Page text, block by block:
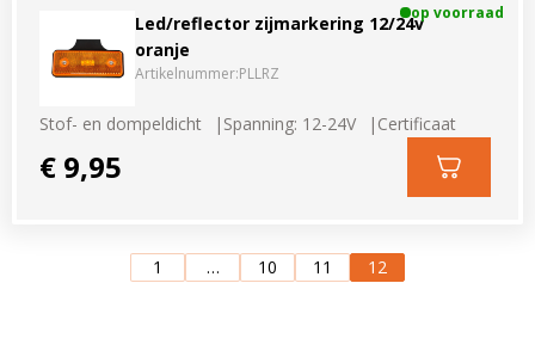
0597-234500
info@ledhandel24.nl
+31611204496
Led/reflector zijmarkering 12/24v
oranje
Artikelnummer:PLLRZ
op voorraad
Stof- en dompeldicht Spanning: 12-24V Certificaat
€ 9,95
1 … 10 11 12